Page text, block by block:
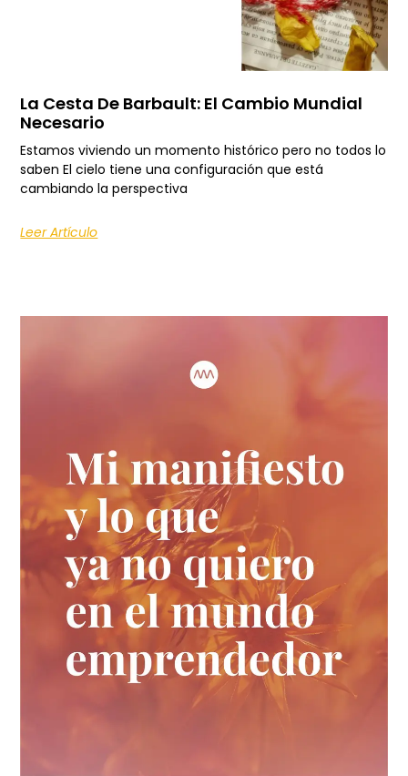
La Cesta De Barbault: El Cambio Mundial
Necesario
Estamos viviendo un momento histórico pero no todos lo
saben El cielo tiene una configuración que está
cambiando la perspectiva
Leer Artículo